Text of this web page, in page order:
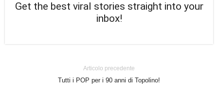
Get the best viral stories straight into your
inbox!
Articolo precedente
Tutti i POP per i 90 anni di Topolino!